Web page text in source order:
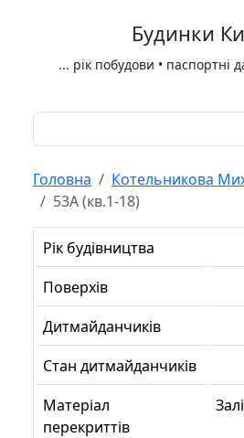
Будинки
... рік побудови • паспортні
Головна
Котельникова
53А (кв.1-18)
Рік будівництва
Поверхів
Дитмайданчиків
Стан дитмайданчиків
Матеріал
перекриттів